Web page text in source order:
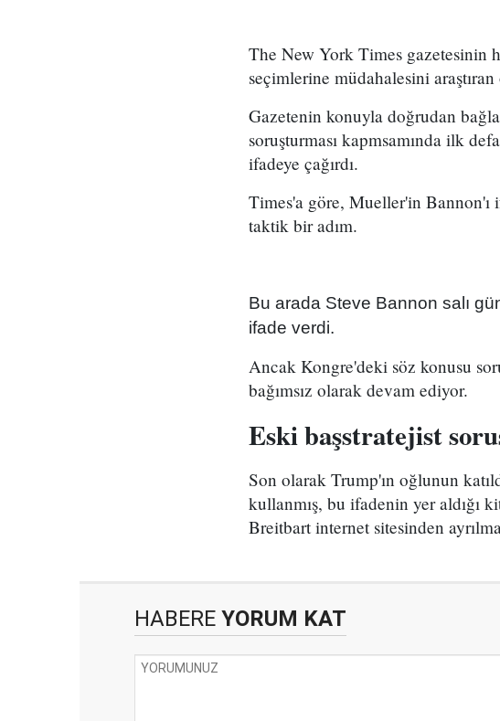
The New York Times gazetesinin
seçimlerine müdahalesini
Gazetenin konuyla doğrudan
soruşturması kapmsamında ilk
ifadeye çağırdı.
Times'a göre, Mueller'in Bannon'ı
taktik bir adım.
Bu arada Steve Bannon salı
ifade verdi.
Ancak Kongre'deki söz konusu
bağımsız olarak devam ediyor.
Eski başstratejist
Son olarak Trump'ın oğlunun
kullanmış, bu ifadenin yer aldığı
Breitbart internet sitesinden
HABERE YORUM KAT